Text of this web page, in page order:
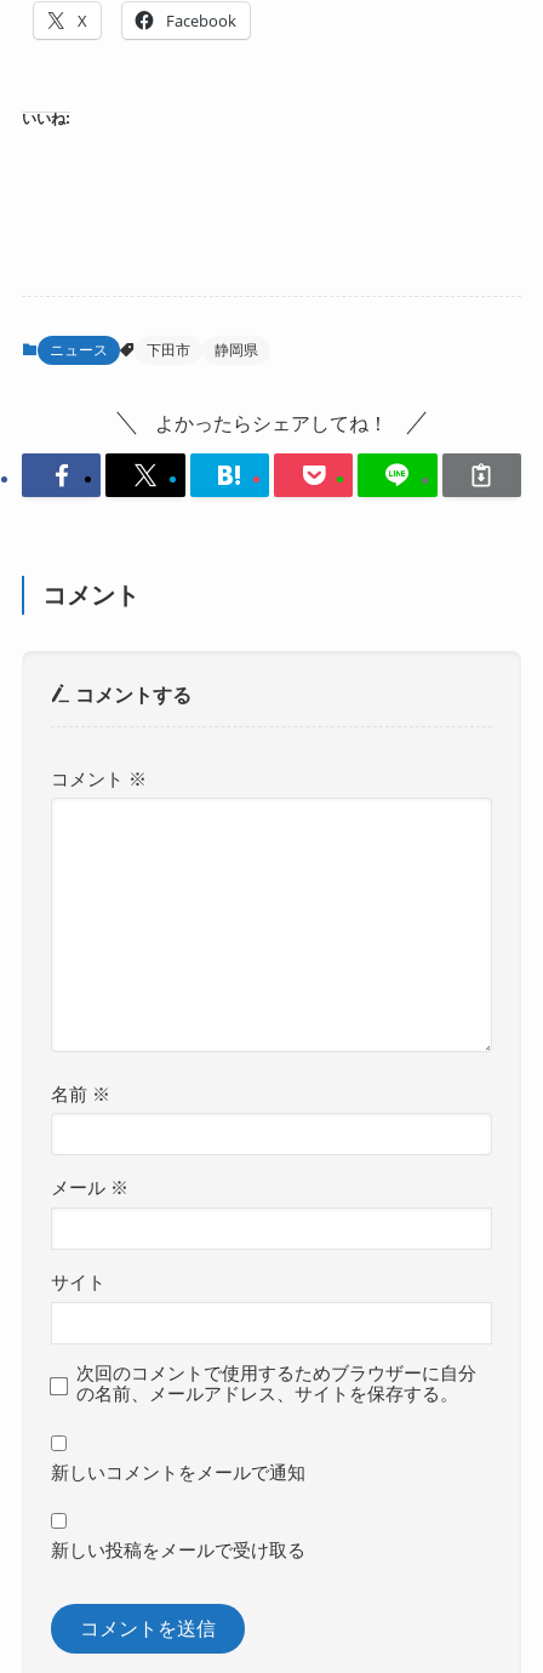
X Facebook
いいね:
ニュース 下田市 静岡県
よかったらシェアしてね！
コメント
コメントする
コメント ※
名前 ※
メール ※
サイト
次回のコメントで使用するためブラウザーに自分
の名前、メールアドレス、サイトを保存する。
新しいコメントをメールで通知
新しい投稿をメールで受け取る